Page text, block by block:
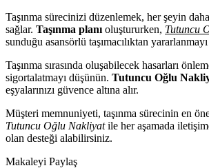
Taşınma sürecinizi düzenlemek, her şeyin
sağlar. Taşınma planı oluştururken, Tutuncu
sunduğu asansörlü taşımacılıktan
Taşınma sırasında oluşabilecek hasarları
sigortalatmayı düşünün. Tutuncu Oğlu
eşyalarınızı güvence altına alır.
Müşteri memnuniyeti, taşınma sürecinin en
Tutuncu Oğlu Nakliyatile her aşamada
olan desteği alabilirsiniz.
Makaleyi Paylaş